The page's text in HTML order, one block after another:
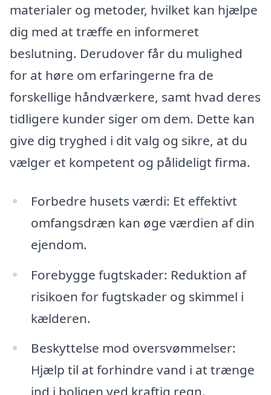
materialer og metoder, hvilket kan hjælpe
dig med at træffe en informeret
beslutning. Derudover får du mulighed
for at høre om erfaringerne fra de
forskellige håndværkere, samt hvad deres
tidligere kunder siger om dem. Dette kan
give dig tryghed i dit valg og sikre, at du
vælger et kompetent og pålideligt firma.
Forbedre husets værdi: Et effektivt
omfangsdræn kan øge værdien af din
ejendom.
Forebygge fugtskader: Reduktion af
risikoen for fugtskader og skimmel i
kælderen.
Beskyttelse mod oversvømmelser:
Hjælp til at forhindre vand i at trænge